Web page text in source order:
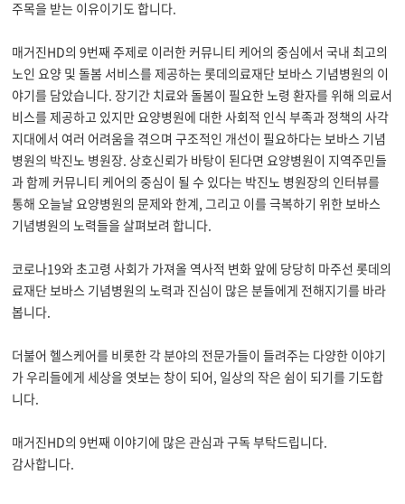
주목을 받는 이유이기도 합니다.
매거진HD의9번째 주제로 이러한 커뮤니티 케어의 중심에서 국내 최고의
노인 요양 및 돌봄 서비스를 제공하는 롯데의료재단 보바스 기념병원의 이
야기를 담았습니다.장기간 치료와 돌봄이 필요한 노령 환자를 위해 의료서
비스를 제공하고 있지만 요양병원에 대한 사회적 인식 부족과 정책의 사각
지대에서 여러 어려움을 겪으며 구조적인 개선이 필요하다는 보바스 기념
병원의 박진노 병원장. 상호신뢰가 바탕이 된다면 요양병원이 지역주민들
과 함께 커뮤니티 케어의 중심이 될 수 있다는 박진노 병원장의 인터뷰를
통해 오늘날 요양병원의 문제와 한계,그리고 이를 극복하기 위한 보바스
기념병원의 노력들을 살펴보려 합니다.
코로나19와 초고령 사회가 가져올 역사적 변화 앞에 당당히 마주선 롯데의
료재단 보바스 기념병원의 노력과 진심이 많은 분들에게 전해지기를 바라
봅니다.
더불어 헬스케어를 비롯한 각 분야의 전문가들이 들려주는 다양한 이야기
가 우리들에게 세상을 엿보는 창이 되어, 일상의 작은 쉼이 되기를 기도합
니다.
매거진HD의9번째 이야기에 많은 관심과 구독 부탁드립니다.
감사합니다.